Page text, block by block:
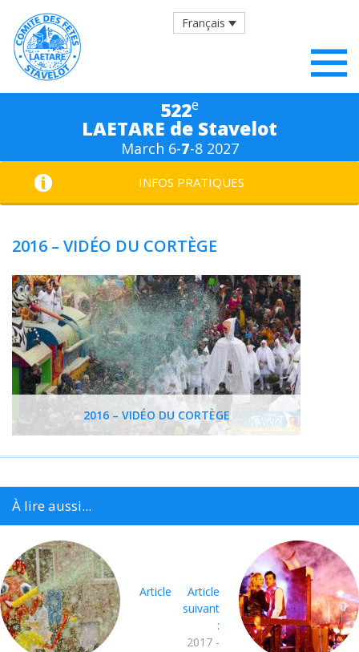
Français
522e
LAETARE de Stavelot
March 6-7-8 2027
INFOS PRATIQUES
2016 – VIDÉO DU CORTÈGE
2016 – VIDÉO DU CORTÈGE
À lire aussi...
Article
Article
suivant
:
2017 -